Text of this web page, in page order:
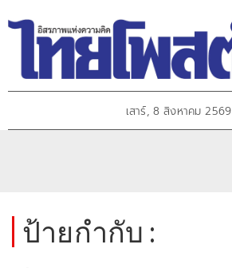
เสาร์, 8 สิงหาคม 2569
ป้ายกำกับ :